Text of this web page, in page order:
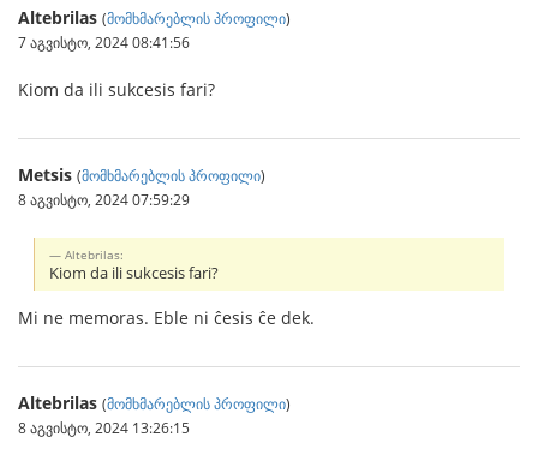
Altebrilas (მომხმარებლის პროფილი)
7 აგვისტო, 2024 08:41:56
Kiom da ili sukcesis fari?
Metsis (მომხმარებლის პროფილი)
8 აგვისტო, 2024 07:59:29
Altebrilas:
Kiom da ili sukcesis fari?
Mi ne memoras. Eble ni ĉesis ĉe dek.
Altebrilas (მომხმარებლის პროფილი)
8 აგვისტო, 2024 13:26:15